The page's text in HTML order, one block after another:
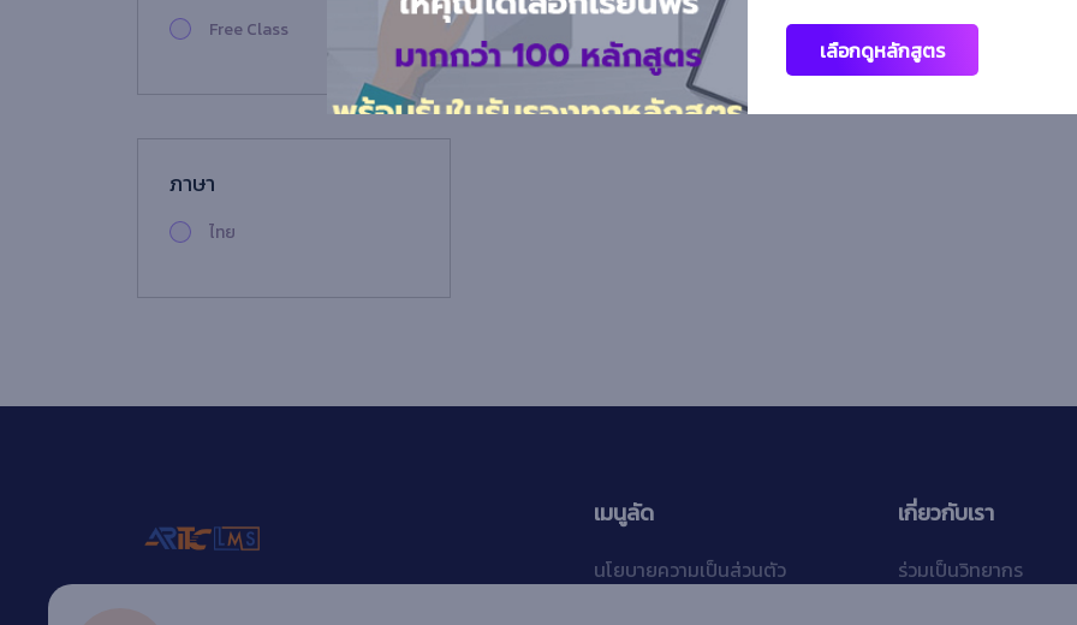
Free Class
ภาษา
ไทย
เลือกดูหลักสูตร
เมนูลัด
นโยบายความเป็นส่วนตัว
เกี่ยวกับเรา
ร่วมเป็นวิทยากร